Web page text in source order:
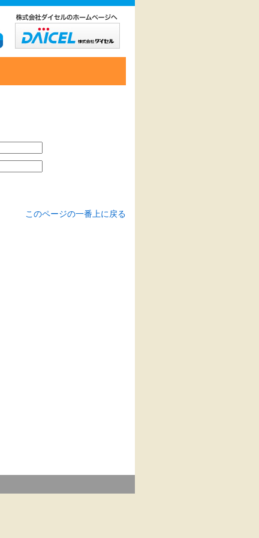
このページの一番上に戻る